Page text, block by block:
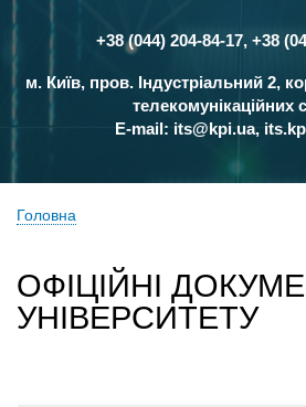
Контакти
+38 (044) 204-84-17, +38
м. Київ, пров. Індустріальний 2,
телекомунікаційних
E-mail: its@kpi.ua,
Головна
ОФІЦІЙНІ
УНІВЕРСИТЕТУ